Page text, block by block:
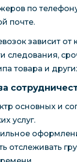
по
почте.
зависит от
следования,
товара и
основных и
услуг.
отслеживать